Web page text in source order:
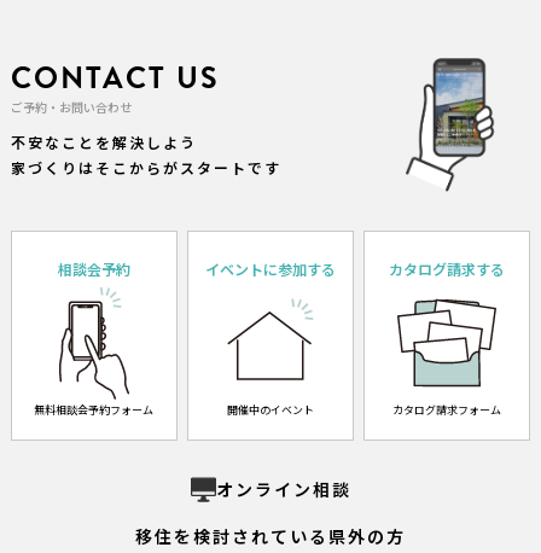
CONTACT US
ご予約・お問い合わせ
不安なことを解決しよう
家づくりはそこからがスタートです
相談会予約
無料相談会予約フォーム
イベントに参加する
開催中のイベント
カタログ請求する
カタログ請求フォーム
オンライン相談
移住を検討されている県外の方